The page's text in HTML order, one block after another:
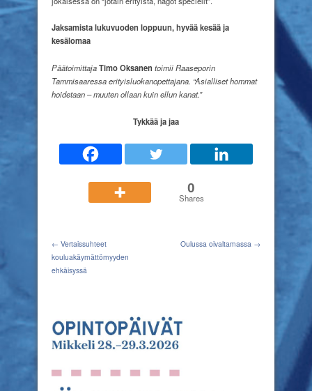
Jaksamista lukuvuoden loppuun, hyvää kesää ja
kesälomaa
PäätoimittajaTimo Oksanen toimii Raaseporin
Tammisaaressa erityisluokanopettajana. “Asialliset hommat
hoidetaan – muuten ollaan kuin ellun kanat.”
Tykkää ja jaa
0
Shares
← Vertaissuhteet
kouluakäymättömyyden
ehkäisyssä
Oulussa oivaltamassa →